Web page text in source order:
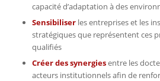
capacité d’adaptation à des
Sensibiliserles entreprises et les
stratégiques que représentent ces
qualifiés
Créer des synergiesentre les
acteurs institutionnels afin de